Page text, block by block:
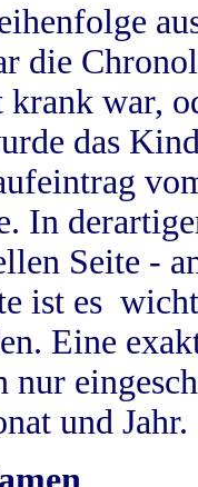
die
krank war,
das
In
Seite -
ist es
Eine
nur
und Jahr.